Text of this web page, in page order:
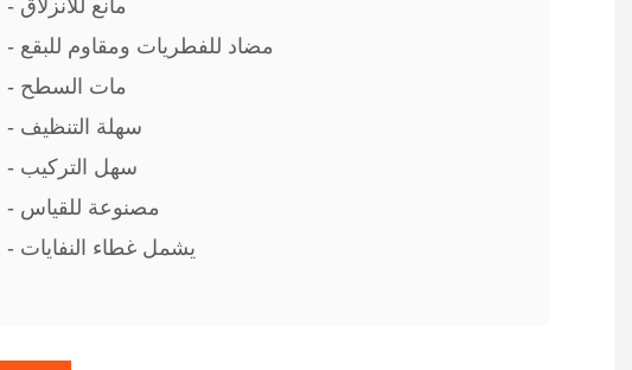
- مانع للانزلاق
- مضاد للفطريات ومقاوم للبقع
- مات السطح
- سهلة التنظيف
- سهل التركيب
- مصنوعة للقياس
- يشمل غطاء النفايات